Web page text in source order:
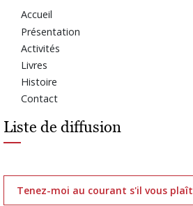
Accueil
Présentation
Activités
Livres
Histoire
Contact
Liste de diffusion
Tenez-moi au courant s'il vous plaît